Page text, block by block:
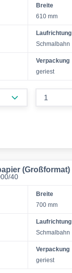
Breite
610 mm
Laufrichtung
Schmalbahn
Verpackung
geriest
(Großformat)
40
Breite
700 mm
Laufrichtung
Schmalbahn
Verpackung
geriest